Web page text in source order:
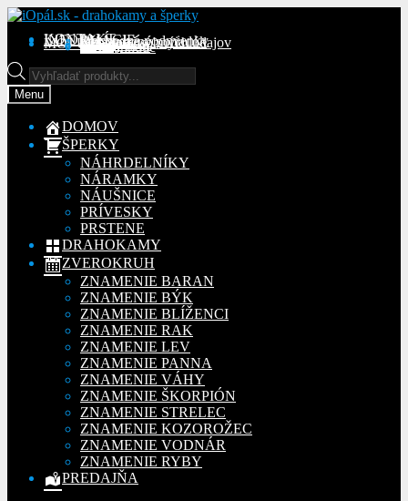
Preskočiť
navigáciu
Preskočiť
obsah
KONTAKT
INFORMÁCIE
Obchodné podmienky
Reklamačný poriadok
Ochrana osobných údajov
MÔJ ÚČETObjednávky
Adresy
Detaily účtu
Na stiahnutie
Products
search
Menu
DOMOV
ŠPERKY
NÁHRDELNÍKY
NÁRAMKY
NÁUŠNICE
PRÍVESKY
PRSTENE
DRAHOKAMY
ZVEROKRUH
ZNAMENIE BARAN
ZNAMENIE BÝK
ZNAMENIE BLÍŽENCI
ZNAMENIE RAK
ZNAMENIE LEV
ZNAMENIE PANNA
ZNAMENIE VÁHY
ZNAMENIE ŠKORPIÓN
ZNAMENIE STRELEC
ZNAMENIE KOZOROŽEC
ZNAMENIE VODNÁR
ZNAMENIE RYBY
PREDAJŇA